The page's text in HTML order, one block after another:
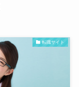
転職サイト